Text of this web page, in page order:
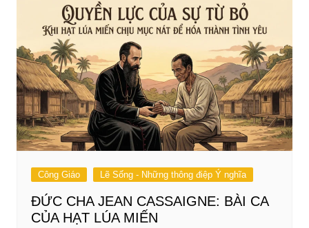
Công Giáo Lẽ Sống - Những thông điệp Ý nghĩa
ĐỨC CHA JEAN CASSAIGNE: BÀI CA
CỦA HẠT LÚA MIẾN